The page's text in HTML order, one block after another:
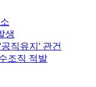
생
직유지' 관건
조직 적발